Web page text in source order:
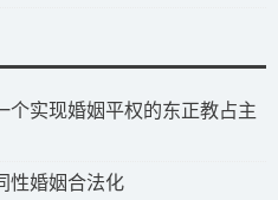
个实现婚姻平权的东正教占主
性婚姻合法化